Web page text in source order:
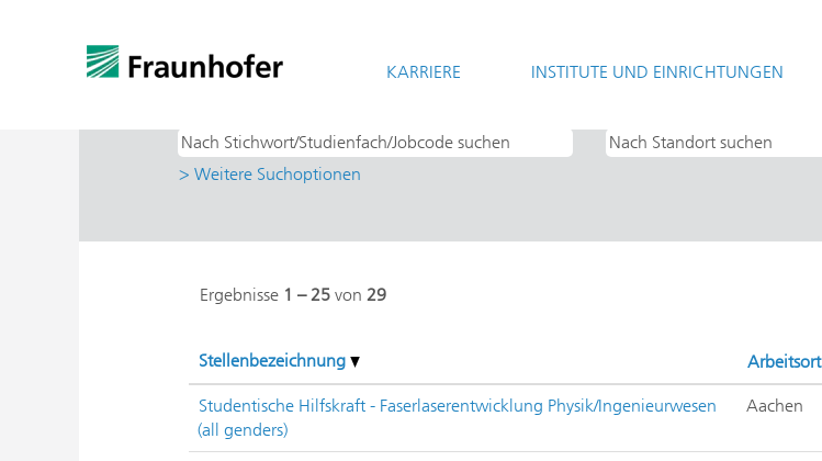
KARRIERE INSTITUTE UND EINRICHTUNGEN
Suchergebnisse für "ILT - Lasertechnik".
> Weitere Suchoptionen
Ergebnisse 1 – 25 von 29
Stellenbezeichnung Arbeitsort
Studentische Hilfskraft - Faserlaserentwicklung Physik/Ingenieurwesen
(all genders)
Aachen